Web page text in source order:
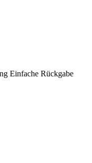
Einfache Rückgabe